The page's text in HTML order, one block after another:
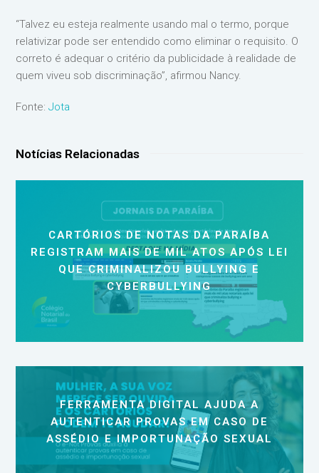
“Talvez eu esteja realmente usando mal o termo, porque
relativizar pode ser entendido como eliminar o requisito. O
correto é adequar o critério da publicidade à realidade de
quem viveu sob discriminação”, afirmou Nancy.
Fonte:Jota
Notícias Relacionadas
CARTÓRIOS DE NOTAS DA PARAÍBA
REGISTRAM MAIS DE MIL ATOS APÓS LEI
QUE CRIMINALIZOU BULLYING E
CYBERBULLYING
FERRAMENTA DIGITAL AJUDA A
AUTENTICAR PROVAS EM CASO DE
ASSÉDIO E IMPORTUNAÇÃO SEXUAL